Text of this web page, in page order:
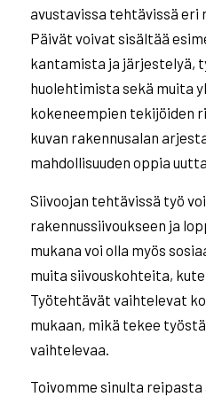
avustavissa tehtävissä eri
Päivät voivat sisältää
kantamista ja järjestelyä,
huolehtimista sekä muita
kokeneempien tekijöiden
kuvan rakennusalan
mahdollisuuden oppia
Siivoojan tehtävissä työ
rakennussiivoukseen ja
mukana voi olla myös
muita siivouskohteita,
Työtehtävät vaihtelevat
mukaan, mikä tekee
vaihtelevaa.
Toivomme sinulta